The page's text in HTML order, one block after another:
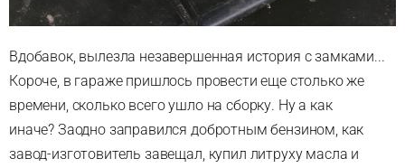
Вдобавок, вылезла незавершенная история с замками...
Короче, в гараже пришлось провести еще столько же
времени, сколько всего ушло на сборку. Ну а как
иначе? Заодно заправился добротным бензином, как
завод-изготовитель завещал, купил литруху масла и